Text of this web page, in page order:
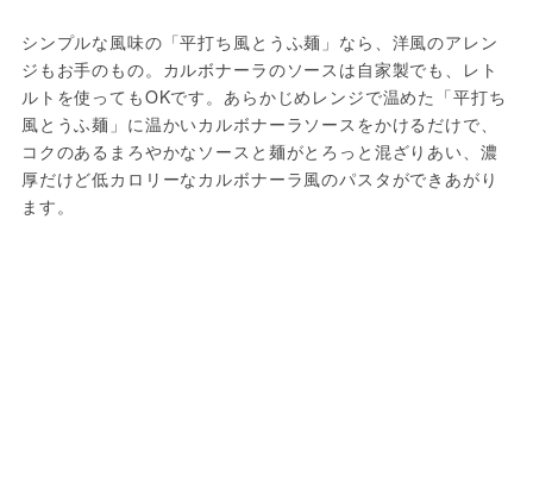
シンプルな風味の「平打ち風とうふ麺」なら、洋風のアレン
ジもお手のもの。カルボナーラのソースは自家製でも、レト
ルトを使ってもOKです。あらかじめレンジで温めた「平打ち
風とうふ麺」に温かいカルボナーラソースをかけるだけで、
コクのあるまろやかなソースと麺がとろっと混ざりあい、濃
厚だけど低カロリーなカルボナーラ風のパスタができあがり
ます。